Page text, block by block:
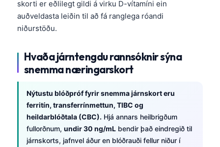
skorti er eðlilegt gildi á virku D-vítamíni ein
auðveldasta leiðin til að fá ranglega róandi
niðurstöðu.
Hvaða járntengdu rannsóknir sýna
snemma næringarskort
Nýtustu blóðpróf fyrir snemma járnskort eru
ferritín, transferrínmettun, TIBC og
heildarblóðtala (CBC). Hjá annars heilbrigðum
fullorðnum, undir 30 ng/mL bendir það eindregið til
járnskorts, jafnvel áður en blóðrauði fellur niður í